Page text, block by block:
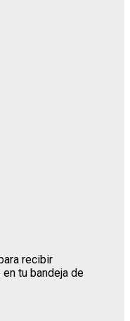
recibir
tu bandeja de